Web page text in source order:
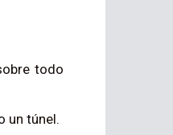
todo
un túnel.